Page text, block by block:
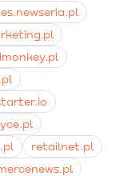
o
o uzupełnieniu
retailnet.pl